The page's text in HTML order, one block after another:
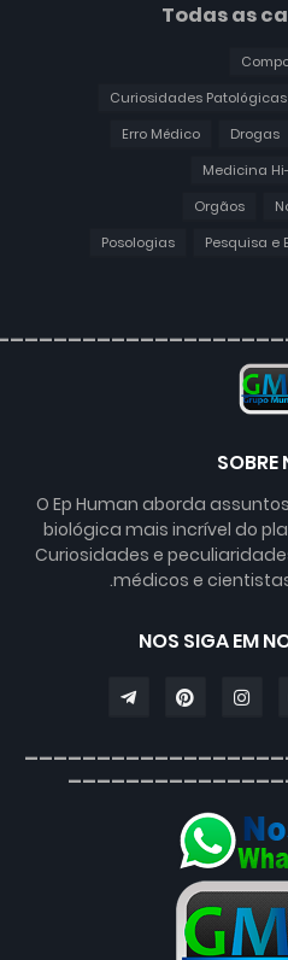
Todas as
Curiosidades Patológicas
Drogas
Erro Médico
Medicina
Orgãos
Pesquisa e
Posologias
SOBRE
O Ep Human aborda
biológica mais incrível do
Curiosidades e
médicos e
NOS SIGA EM